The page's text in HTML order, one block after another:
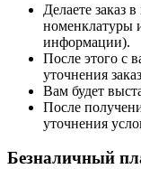
Делаете заказ
номенклатуры
информации).
После этого с
уточнения
Вам будет
После
уточнения
Безналичный